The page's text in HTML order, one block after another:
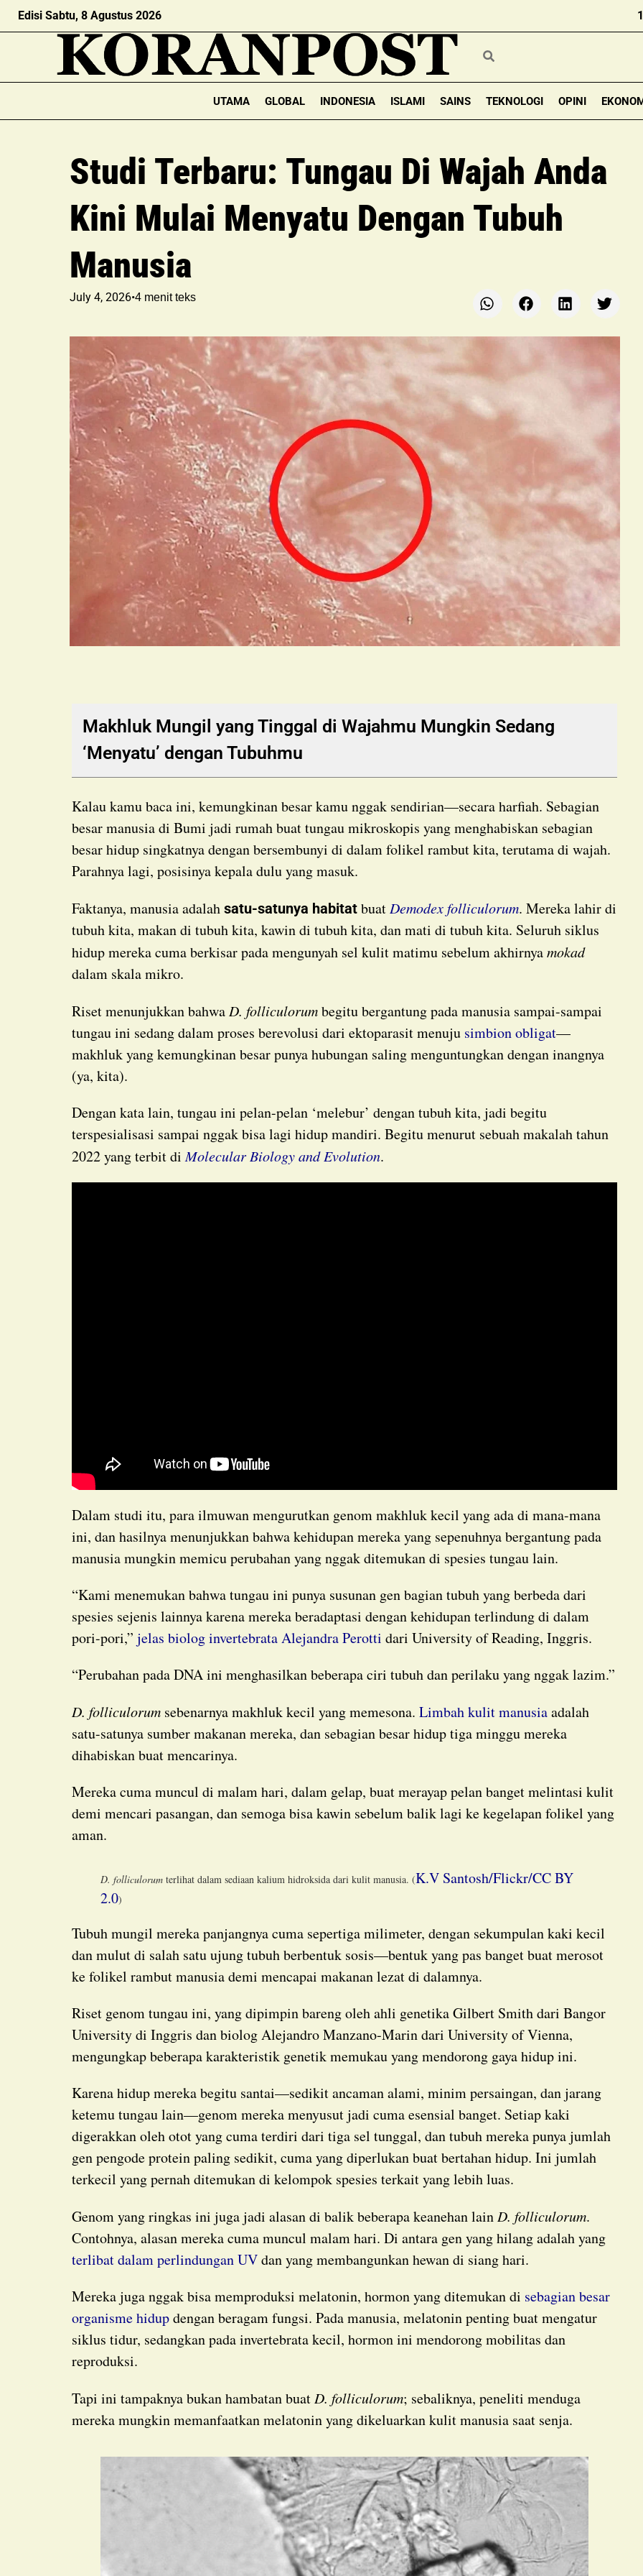
Edisi Sabtu, 8 Agustus 2026
UTAMA GLOBAL INDONESIA ISLAMI SAINS TEKNOLOGI OPINI
Studi Terbaru: Tungau Di Wajah Anda
Kini Mulai Menyatu Dengan Tubuh
Manusia
July 4, 2026•4 menit teks
Makhluk Mungil yang Tinggal di Wajahmu Mungkin Sedang
‘Menyatu’ dengan Tubuhmu
Kalau kamu baca ini, kemungkinan besar kamu nggak sendirian—secara harfiah. Sebagian
besar manusia di Bumi jadi rumah buat tungau mikroskopis yang menghabiskan sebagian
besar hidup singkatnya dengan bersembunyi di dalam folikel rambut kita, terutama di wajah.
Parahnya lagi, posisinya kepala dulu yang masuk.
Faktanya, manusia adalahsatu-satunya habitat buatDemodex folliculorum. Mereka lahir di
tubuh kita, makan di tubuh kita, kawin di tubuh kita, dan mati di tubuh kita. Seluruh siklus
hidup mereka cuma berkisar pada mengunyah sel kulit matimu sebelum akhirnyamokad
dalam skala mikro.
Riset menunjukkan bahwaD. folliculorumbegitu bergantung pada manusia sampai-sampai
tungau ini sedang dalam proses berevolusi dari ektoparasit menuju simbion obligat—
makhluk yang kemungkinan besar punya hubungan saling menguntungkan dengan inangnya
(ya, kita).
Dengan kata lain, tungau ini pelan-pelan ‘melebur’ dengan tubuh kita, jadi begitu
terspesialisasi sampai nggak bisa lagi hidup mandiri. Begitu menurut sebuah makalah tahun
2022 yang terbit diMolecular Biology and Evolution.
Dalam studi itu, para ilmuwan mengurutkan genom makhluk kecil yang ada di mana-mana
ini, dan hasilnya menunjukkan bahwa kehidupan mereka yang sepenuhnya bergantung pada
manusia mungkin memicu perubahan yang nggak ditemukan di spesies tungau lain.
“Kami menemukan bahwa tungau ini punya susunan gen bagian tubuh yang berbeda dari
spesies sejenis lainnya karena mereka beradaptasi dengan kehidupan terlindung di dalam
pori-pori,”jelas biolog invertebrata Alejandra Perotti dari University of Reading, Inggris.
“Perubahan pada DNA ini menghasilkan beberapa ciri tubuh dan perilaku yang nggak lazim.”
D. folliculorum sebenarnya makhluk kecil yang memesona.Limbah kulit manusiaadalah
satu-satunya sumber makanan mereka, dan sebagian besar hidup tiga minggu mereka
dihabiskan buat mencarinya.
Mereka cuma muncul di malam hari, dalam gelap, buat merayap pelan banget melintasi kulit
demi mencari pasangan, dan semoga bisa kawin sebelum balik lagi ke kegelapan folikel yang
aman.
D. folliculorum terlihat dalam sediaan kalium hidroksida dari kulit manusia. (K.V Santosh/Flickr/CC BY
2.0)
Tubuh mungil mereka panjangnya cuma sepertiga milimeter, dengan sekumpulan kaki kecil
dan mulut di salah satu ujung tubuh berbentuk sosis—bentuk yang pas banget buat merosot
ke folikel rambut manusia demi mencapai makanan lezat di dalamnya.
Riset genom tungau ini, yang dipimpin bareng oleh ahli genetika Gilbert Smith dari Bangor
University di Inggris dan biolog Alejandro Manzano-Marin dari University of Vienna,
mengungkap beberapa karakteristik genetik memukau yang mendorong gaya hidup ini.
Karena hidup mereka begitu santai—sedikit ancaman alami, minim persaingan, dan jarang
ketemu tungau lain—genom mereka menyusut jadi cuma esensial banget. Setiap kaki
digerakkan oleh otot yang cuma terdiri dari tiga sel tunggal, dan tubuh mereka punya jumlah
gen pengode protein paling sedikit, cuma yang diperlukan buat bertahan hidup. Ini jumlah
terkecil yang pernah ditemukan di kelompok spesies terkait yang lebih luas.
Genom yang ringkas ini juga jadi alasan di balik beberapa keanehan lainD. folliculorum.
Contohnya, alasan mereka cuma muncul malam hari. Di antara gen yang hilang adalah yang
terlibat dalam perlindungan UVdan yang membangunkan hewan di siang hari.
Mereka juga nggak bisa memproduksi melatonin, hormon yang ditemukan di sebagian besar
organisme hidupdengan beragam fungsi. Pada manusia, melatonin penting buat mengatur
siklus tidur, sedangkan pada invertebrata kecil, hormon ini mendorong mobilitas dan
reproduksi.
Tapi ini tampaknya bukan hambatan buatD. folliculorum; sebaliknya, peneliti menduga
mereka mungkin memanfaatkan melatonin yang dikeluarkan kulit manusia saat senja.